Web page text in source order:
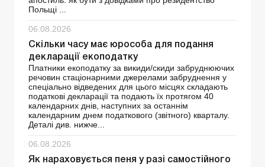
Польщі ...
06.08.2026
Скільки часу має юрособа для подання
декларації екоподатку
Платники екоподатку за викиди/скиди забруднюючих
речовин стаціонарними джерелами забруднення у
спеціально відведених для цього місцях складають
податкові декларації та подають їх протягом 40
календарних днів, наступних за останнім
календарним днем ​​податкового (звітного) кварталу.
Деталі див. нижче...
06.08.2026
Як нараховується пеня у разі самостійного